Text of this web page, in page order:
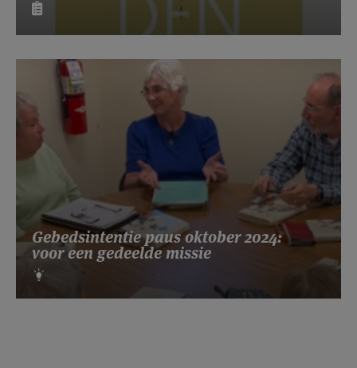
Gebedsintentie paus oktober 2024:
voor een gedeelde missie